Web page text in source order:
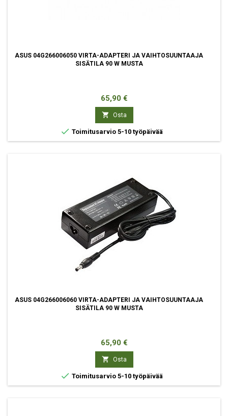
ASUS 04G266006050 VIRTA-ADAPTERI JA VAIHTOSUUNTAAJA
SISÄTILA 90 W MUSTA
Hinta
65,90 €
 Osta
 Toimitusarvio 5-10 työpäivää
ASUS 04G266006060 VIRTA-ADAPTERI JA VAIHTOSUUNTAAJA
SISÄTILA 90 W MUSTA
Hinta
65,90 €
 Osta
 Toimitusarvio 5-10 työpäivää